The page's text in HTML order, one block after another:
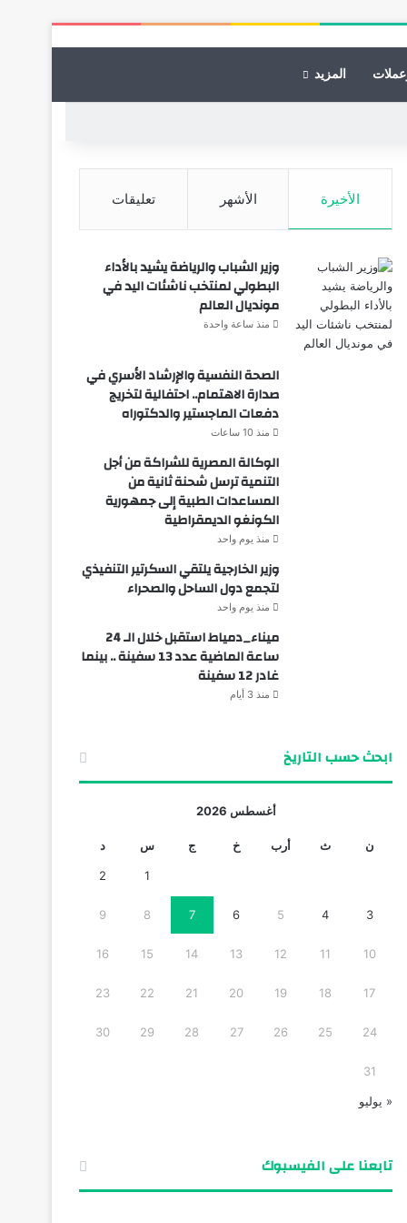
المزيد
الأخيرة الأشهر تعليقات
وزير الشباب والرياضة يشيد بالأداء
البطولي لمنتخب ناشئات اليد في
مونديال العالم
منذ ساعة واحدة
الصحة النفسية والإرشاد الأسري في
صدارة الاهتمام.. احتفالية لتخريج
دفعات الماجستير والدكتوراه
منذ 10 ساعات
الوكالة المصرية للشراكة من أجل
التنمية ترسل شحنة ثانية من
المساعدات الطبية إلى جمهورية
الكونغو الديمقراطية
منذ يوم واحد
وزير الخارجية يلتقي السكرتير التنفيذي
لتجمع دول الساحل والصحراء
منذ يوم واحد
ميناء_دمياط استقبل خلال الـ 24
ساعة الماضية عدد 13 سفينة .. بينما
غادر 12 سفينة
منذ 3 أيام
ابحث حسب التاريخ
أغسطس 2026
ن ث أرب خ ج س د
1
2
3
4
5
6
7
8
9
10
11
12
13
14
15
16
17
18
19
20
21
22
23
24
25
26
27
28
29
30
31
« يوليو
تابعنا على الفيسبوك